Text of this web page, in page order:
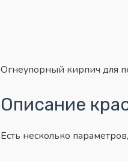
Огнеупорный кирпич для
Описание
Есть несколько